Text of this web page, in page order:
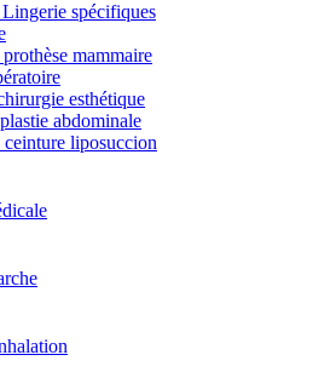
spécifiques
mammaire
esthétique
abdominale
liposuccion